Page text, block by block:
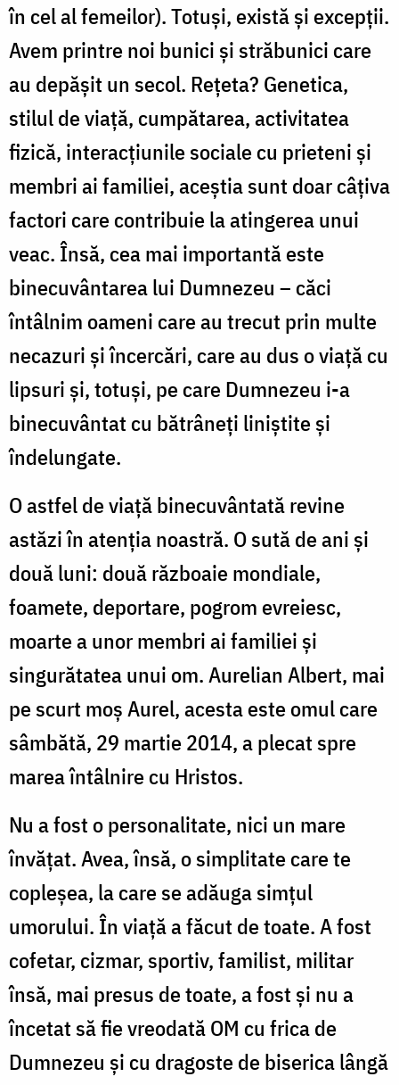
în cel al femeilor). Totuși, există și excepții.
Avem printre noi bunici și străbunici care
au depășit un secol. Rețeta? Genetica,
stilul de viață, cumpătarea, activitatea
fizică, interacţiunile sociale cu prieteni şi
membri ai familiei, aceștia sunt doar câțiva
factori care contribuie la atingerea unui
veac. Însă, cea mai importantă este
binecuvântarea lui Dumnezeu – căci
întâlnim oameni care au trecut prin multe
necazuri și încercări, care au dus o viață cu
lipsuri și, totuși, pe care Dumnezeu i-a
binecuvântat cu bătrâneți liniștite și
îndelungate.
O astfel de viață binecuvântată revine
astăzi în atenția noastră. O sută de ani și
două luni: două războaie mondiale,
foamete, deportare, pogrom evreiesc,
moarte a unor membri ai familiei și
singurătatea unui om. Aurelian Albert, mai
pe scurt moș Aurel, acesta este omul care
sâmbătă, 29 martie 2014, a plecat spre
marea întâlnire cu Hristos.
Nu a fost o personalitate, nici un mare
învățat. Avea, însă, o simplitate care te
copleșea, la care se adăuga simțul
umorului. În viață a făcut de toate. A fost
cofetar, cizmar, sportiv, familist, militar
însă, mai presus de toate, a fost şi nu a
încetat să fie vreodată OM cu frica de
Dumnezeu şi cu dragoste de biserica lângă